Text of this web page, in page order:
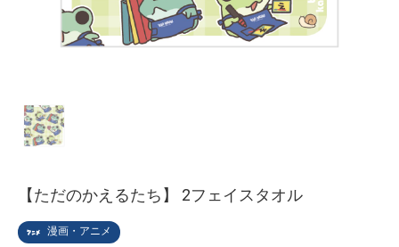
漫画・アニメ
【ただのかえるたち】 2フェイスタオル